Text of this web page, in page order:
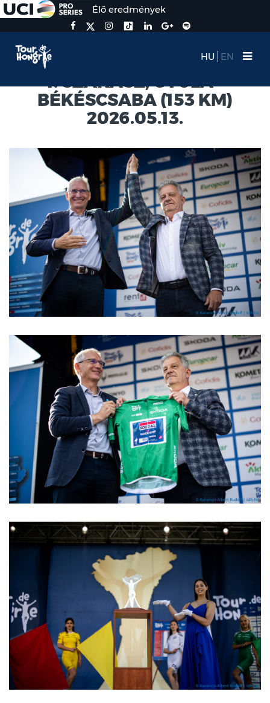
Élő eredmények
HU EN
1. SZAKASZ, GYULA -
BÉKÉSCSABA (153 KM)
2026.05.13.